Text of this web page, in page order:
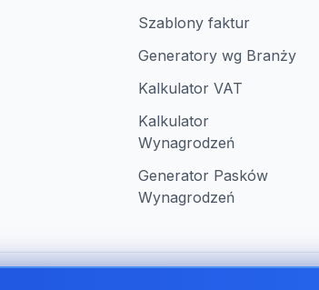
Szablony faktur
Generatory wg Branży
Kalkulator VAT
Kalkulator
Wynagrodzeń
Generator Pasków
Wynagrodzeń